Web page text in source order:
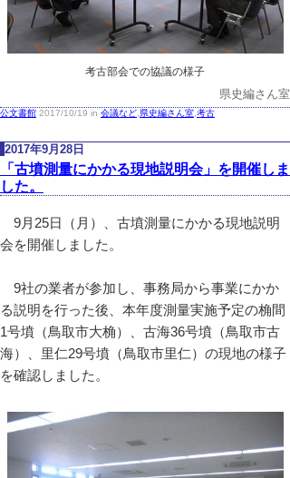
考古部会での協議の様子
県史編さん室
公文書館 2017/10/19 in 会議など 県史編さん室 考古
2017年9月28日
「古墳測量にかかる現地説明会」を開催しま
した。
9月25日（月）、古墳測量にかかる現地説明
会を開催しました。
9社の業者が参加し、事務局から事業にかか
る説明を行った後、本年度測量実施予定の桷間
1号墳（鳥取市大桷）、古海36号墳（鳥取市古
海）、里仁29号墳（鳥取市里仁）の現地の様子
を確認しました。